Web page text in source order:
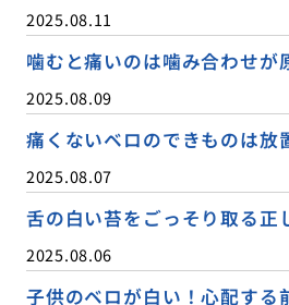
2025.08.11
噛むと痛いのは噛み合わせが
2025.08.09
痛くないベロのできものは放
2025.08.07
舌の白い苔をごっそり取る正
2025.08.06
子供のベロが白い！心配する